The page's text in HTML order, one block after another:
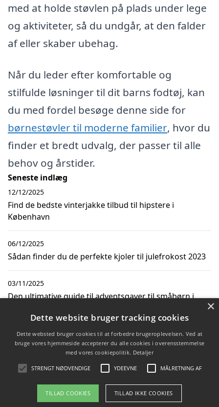
med at holde støvlen på plads under lege
og aktiviteter, så du undgår, at den falder
af eller skaber ubehag.
Når du leder efter komfortable og
stilfulde løsninger til dit barns fodtøj, kan
du med fordel besøge denne side for
børnestøvler til moderne familier, hvor du
finder et bredt udvalg, der passer til alle
behov og årstider.
Seneste indlæg
Find de bedste vinterjakke tilbud til hipstere i
København
12/12/2025
Sådan finder du de perfekte kjoler til julefrokost 2023
06/12/2025
Den ultimative guide til adventsgaver til småbørn i
03/11/2025
Sådan finder du de bedste børnestøvler til moderne
16/10/2025
Copyright 2026 - Pilanto Aps
×
Dette website bruger tracking cookies
Dette websted bruger cookies til at forbedre brugeroplevelsen. Ved at
bruge vores hjemmeside accepterer du alle cookies i overensstemmelse
med vores cookiepolitik. Detaljer
STRENGT NØDVENDIGE YDEEVNE MÅLRETNING AF
TILLAD COOKIES TILLAD IKKE COOKIES